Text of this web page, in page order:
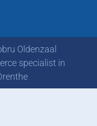
Oldenzaal
specialist in